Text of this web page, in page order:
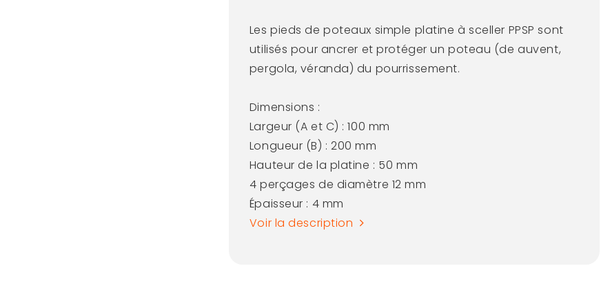
Les pieds de poteaux simple platine à sceller PPSP sont
utilisés pour ancrer et protéger un poteau (de auvent,
pergola, véranda) du pourrissement.
Dimensions :
Largeur (A et C) : 100 mm
Longueur (B) : 200 mm
Hauteur de la platine : 50 mm
4 perçages de diamètre 12 mm
Épaisseur : 4 mm
Voir la description